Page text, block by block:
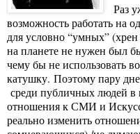
Раз
возможность работать на
для условно “умных”
на планете не нужен был
чему бы не использовать
катушку. Поэтому пару
среди публичных людей
отношения к СМИ и
реально изменить